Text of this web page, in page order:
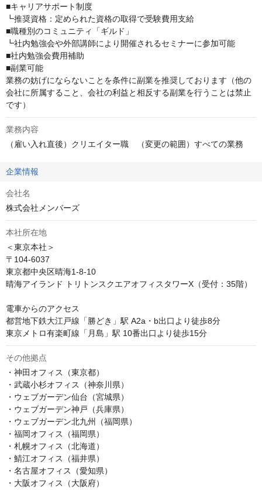
■キャリアサポート制度
┗推奨資格：定められた資格の取得で受験費用支給
■職種別のコミュニティ「ギルド」
┗社内勉強会や外部講師により開催されるセミナーに参加可能
■社内勉強会費用補助
■副業可能
業務の妨げにならないことを条件に副業を推奨しております（他の
会社に所属すること、会社の利益と相反する副業を行うことは禁止
です）
業務内容
（雇い入れ直後）クリエイター職　（変更の範囲）すべての業務
企業情報
会社名
株式会社メンバーズ
本社所在地
＜東京本社＞
〒104-6037
東京都中央区晴海1-8-10
晴海アイランド トリトンスクエアオフィスタワーX（受付：35階）
電車からのアクセス
都営地下鉄大江戸線「勝どき」駅 A2a・b出口より徒歩8分
東京メトロ有楽町線「月島」駅 10番出口より徒歩15分
その他拠点
・神田オフィス（東京都）
・武蔵小杉オフィス（神奈川県）
・ウェブガーデン仙台（宮城県）
・ウェブガーデン神戸（兵庫県）
・ウェブガーデン北九州（福岡県）
・福岡オフィス（福岡県）
・札幌オフィス（北海道）
・鯖江オフィス（福井県）
・名古屋オフィス（愛知県）
・大阪オフィス（大阪府）